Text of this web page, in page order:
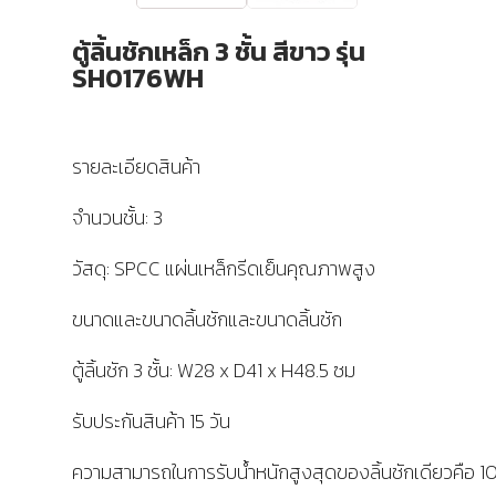
ตู้ลิ้นชักเหล็ก 3 ชั้น สีขาว รุ่น
SH0176WH
รายละเอียดสินค้า
จำนวนชั้น: 3
วัสดุ: SPCC แผ่นเหล็กรีดเย็นคุณภาพสูง
ขนาดและขนาดลิ้นชักและขนาดลิ้นชัก
ตู้ลิ้นชัก 3 ชั้น: W28 x D41 x H48.5 ซม
รับประกันสินค้า 15 วัน
ความสามารถในการรับน้ำหนักสูงสุดของลิ้นชักเดียวคือ